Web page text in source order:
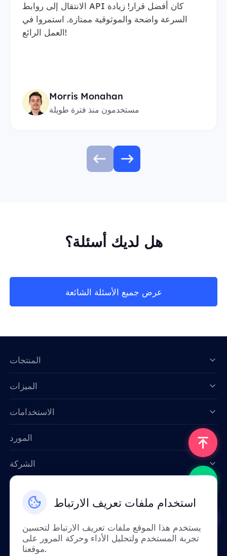
الانتقال إلى روابط API كان أفضل قرار! زيادة
السرعة واضحة والموثوقية ممتازة. استمروا في
العمل الرائع!
Morris Monahan
مستخدمون منذ فترة طويلة
هل لديك أسئلة؟
عرض جميع الأسئلة الشائعة
استخدام ملفات تعريف الارتباط
يستخدم هذا الموقع ملفات تعريف الارتباط لتحسين
تجربة المستخدم ولتحليل الأداء وحركة المرور على
موقعنا.
المنتجات
الميزات
الاستخدامات
المورد
الشركة
Email: support@smartproxy.org